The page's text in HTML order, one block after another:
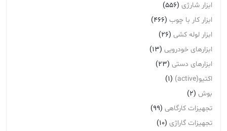
ابزار شارژی (556)
ابزار کار با چوب (466)
ابزار لوله کشی (26)
ابزارهای خودرویی (13)
ابزارهای دستی (23)
اکتیو(active)
(1)
بوش (2)
تجهیزات کارگاهی (99)
تجهیزات گاراژی (10)